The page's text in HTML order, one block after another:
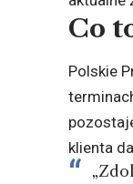
Co
Polskie
klienta